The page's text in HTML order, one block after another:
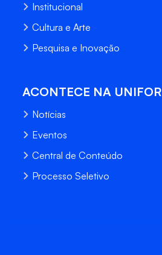
Institucional
Cultura e Arte
Pesquisa e Inovação
ACONTECE NA UNIFOR
Notícias
Eventos
Central de Conteúdo
Processo Seletivo